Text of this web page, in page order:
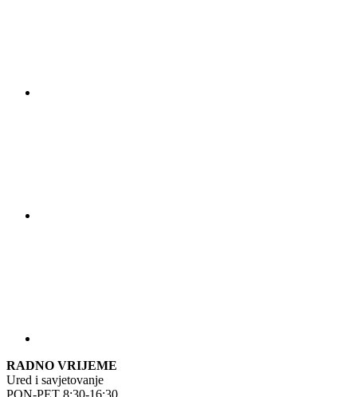
RADNO VRIJEME
Ured i savjetovanje